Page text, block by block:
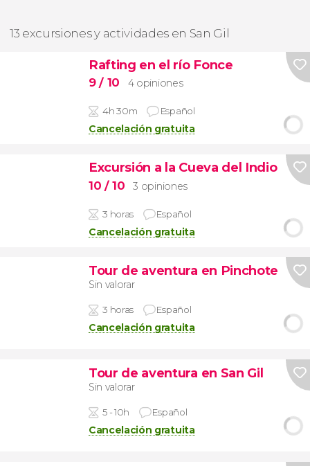
13 excursiones y actividades en San Gil
Rafting en el río Fonce
9/ 10 4 opiniones
4h 30m Español
Cancelación gratuita
Excursión a la Cueva del Indio
10 / 10 3 opiniones
3 horas Español
Cancelación gratuita
Tour de aventura en Pinchote
Sin valorar
3 horas Español
Cancelación gratuita
Tour de aventura en San Gil
Sin valorar
5 - 10h Español
Cancelación gratuita